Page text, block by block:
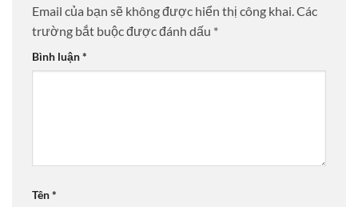
Email của bạn sẽ không được hiển thị công khai.Các
trường bắt buộc được đánh dấu *
Bình luận*
Tên*